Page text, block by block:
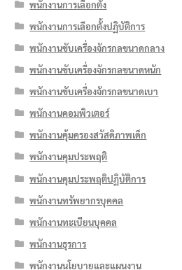
พนักงานการเลือกตั้ง
พนักงานการเลือกตั้งปฏิบัติการ
พนักงานขับเครื่องจักรกลขนาดกลาง
พนักงานขับเครื่องจักรกลขนาดหนัก
พนักงานขับเครื่องจักรกลขนาดเบา
พนักงานคอมพิวเตอร์
พนักงานคุ้มครองสวัสดิภาพเด็ก
พนักงานคุมประพฤติ
พนักงานคุมประพฤติปฏิบัติการ
พนักงานทรัพยากรบุคคล
พนักงานทะเบียนบุคคล
พนักงานธุรการ
พนักงานนโยบายและแผนงาน